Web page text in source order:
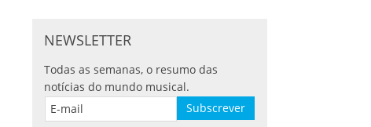
NEWSLETTER
Todas as semanas, o resumo das
notícias do mundo musical.